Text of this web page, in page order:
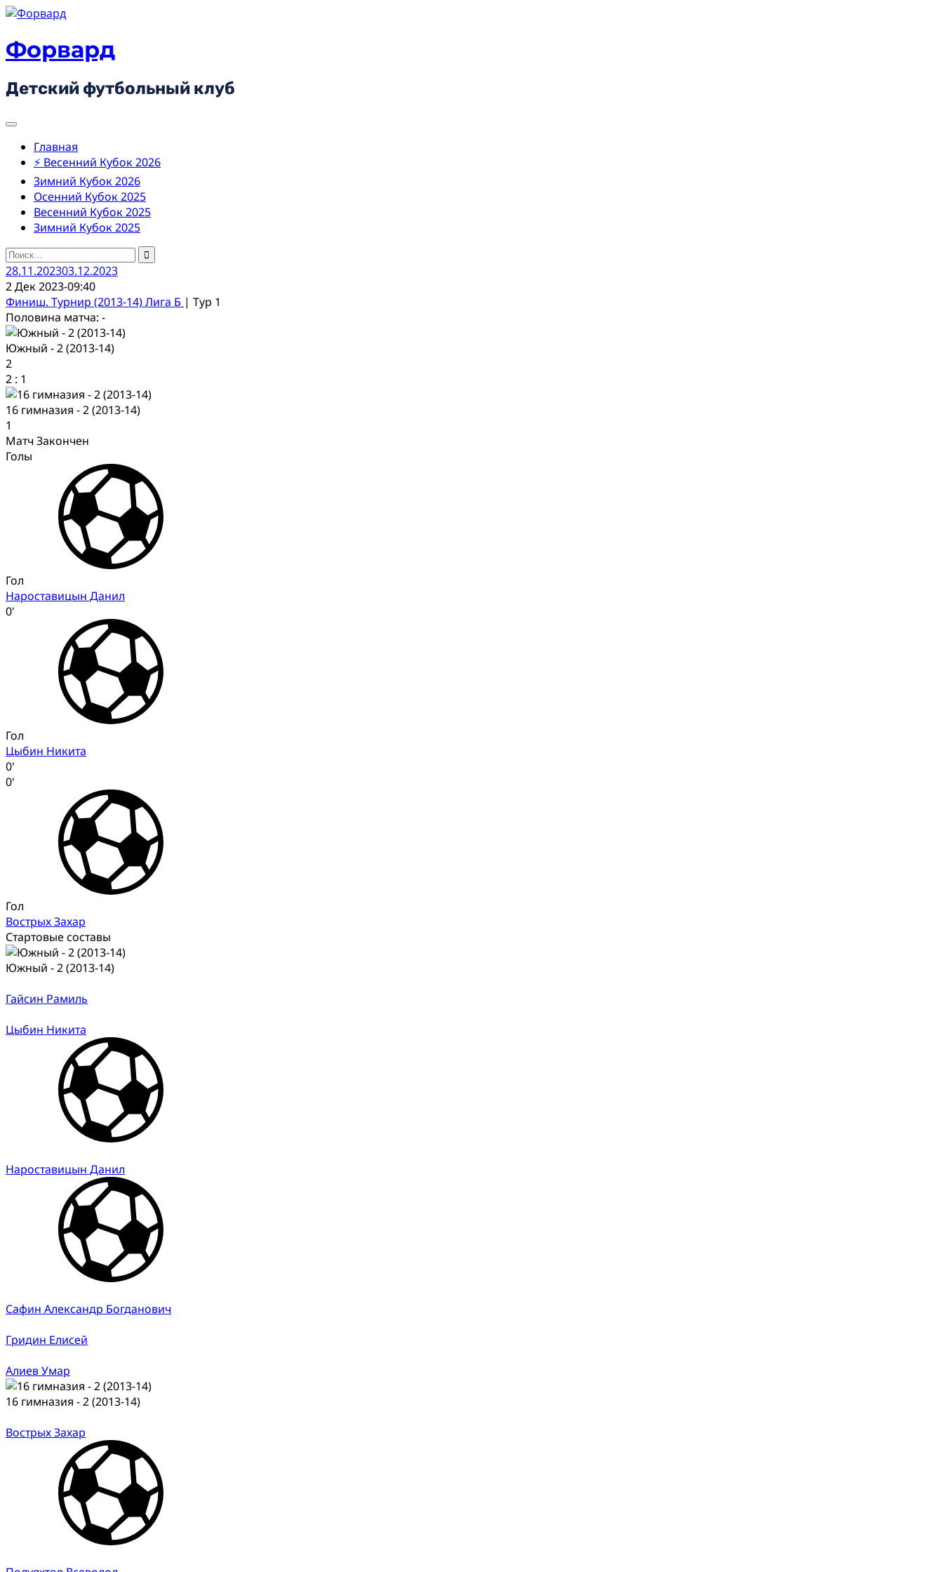
Skip
content
Форвард
Детский футбольный клуб
Главная
⚡ Весенний Кубок 2026
Зимний Кубок 2026
Осенний Кубок 2025
Весенний Кубок 2025
Зимний Кубок 2025
Найти:
28.11.202303.12.2023
2 Дек 2023-09:40
Финиш. Турнир (2013-14) Лига Б | Тур 1
Половина матча: -
Южный - 2 (2013-14)
2
2 : 1
16 гимназия - 2 (2013-14)
1
Матч Закончен
Голы
Гол
Нароставицын Данил
0'
Гол
Цыбин Никита
0'
0'
Гол
Вострых Захар
Стартовые составы
Южный - 2 (2013-14)
Гайсин Рамиль
Цыбин Никита
Нароставицын Данил
Сафин Александр Богданович
Гридин Елисей
Алиев Умар
16 гимназия - 2 (2013-14)
Вострых Захар